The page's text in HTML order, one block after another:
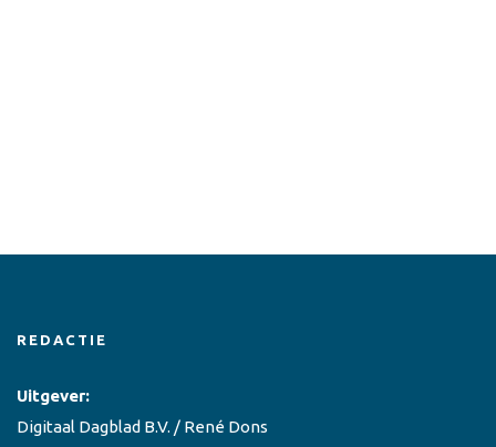
REDACTIE
Uitgever:
Digitaal Dagblad B.V. / René Dons